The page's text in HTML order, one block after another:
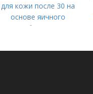
для кожи после 30 на
основе яичного
белка